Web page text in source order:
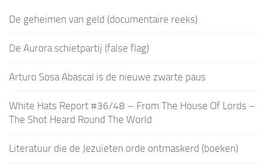
De geheimen van geld (documentaire reeks)
De Aurora schietpartij (false flag)
Arturo Sosa Abascal is de nieuwe zwarte paus
White Hats Report #36/48 – From The House Of Lords –
The Shot Heard Round The World
Literatuur die de Jezuïeten orde ontmaskerd (boeken)